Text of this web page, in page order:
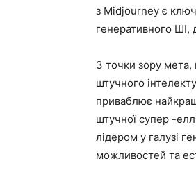
з Midjourney є
генеративного ШІ,
З точки зору мета,
штучного
приваблює
штучної супер -
лідером у галузі
можливостей та